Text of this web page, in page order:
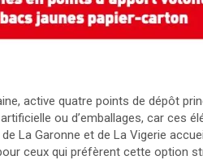
active quatre points de dépôt
ou d’emballages, car ces
La Garonne et de La Vigerie
ceux qui préfèrent cette option